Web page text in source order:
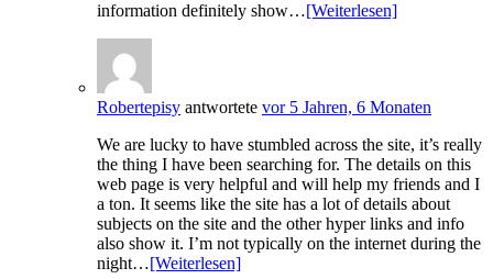
information definitely show…[Weiterlesen]
Robertepisy antwortete vor 5 Jahren, 6 Monaten
We are lucky to have stumbled across the site, it’s really
the thing I have been searching for. The details on this
web page is very helpful and will help my friends and I
a ton. It seems like the site has a lot of details about
subjects on the site and the other hyper links and info
also show it. I’m not typically on the internet during the
night…[Weiterlesen]